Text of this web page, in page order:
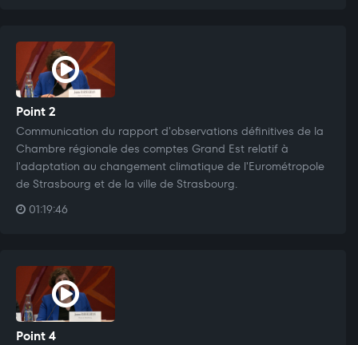
Point 2
Communication du rapport d'observations définitives de la
Chambre régionale des comptes Grand Est relatif à
l'adaptation au changement climatique de l'Eurométropole
de Strasbourg et de la ville de Strasbourg.
01:19:46
Point 4